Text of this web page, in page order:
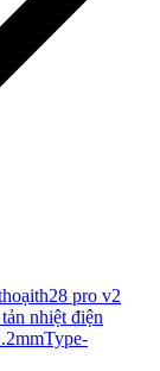
th28 pro v2
nhiệt điện
Type-